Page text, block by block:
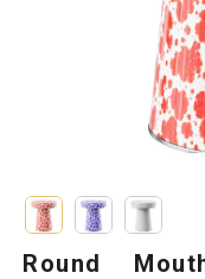
Round